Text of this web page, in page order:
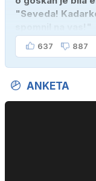
"Seveda!
637 887
ANKETA